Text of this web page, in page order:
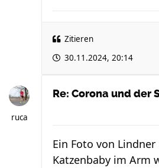
Zitieren
30.11.2024, 20:14
ruca
Re: Corona und der
Ein Foto von
Katzenbaby im Arm